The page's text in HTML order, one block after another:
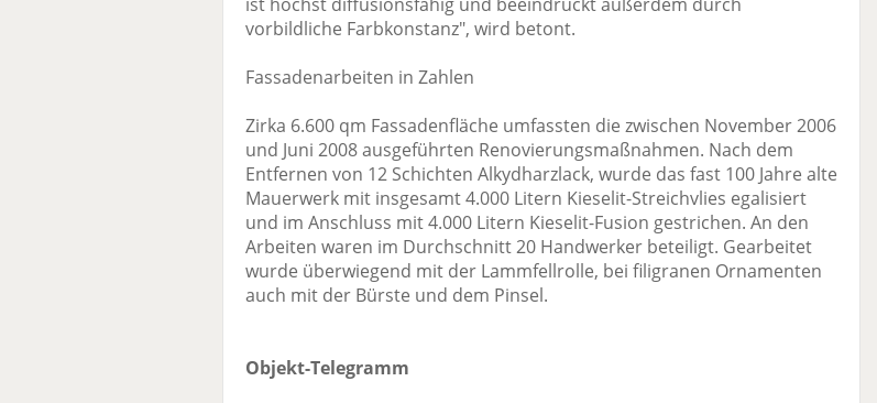
vorbildliche Farbkonstanz", wird betont.
Fassadenarbeiten in Zahlen
Zirka 6.600 qm Fassadenfläche umfassten die zwischen November 2006
und Juni 2008 ausgeführten Renovierungsmaßnahmen. Nach dem
Entfernen von 12 Schichten Alkydharzlack, wurde das fast 100 Jahre alte
Mauerwerk mit insgesamt 4.000 Litern Kieselit-Streichvlies egalisiert
und im Anschluss mit 4.000 Litern Kieselit-Fusion gestrichen. An den
Arbeiten waren im Durchschnitt 20 Handwerker beteiligt. Gearbeitet
wurde überwiegend mit der Lammfellrolle, bei filigranen Ornamenten
auch mit der Bürste und dem Pinsel.
Objekt-Telegramm